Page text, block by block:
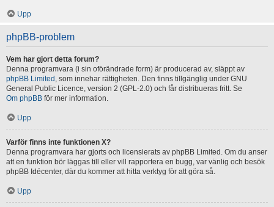
Upp
phpBB-problem
Vem har gjort detta forum?
Denna programvara (i sin oförändrade form) är producerad av, släppt av
phpBB Limited , som innehar rättigheten. Den finns tillgänglig under GNU
General Public Licence, version 2 (GPL-2.0) och får distribueras fritt. Se
Om phpBB för mer information.
Upp
Varför finns inte funktionen X?
Denna programvara har gjorts och licensierats av phpBB Limited. Om du anser
att en funktion bör läggas till eller vill rapportera en bugg, var vänlig och besök
phpBB Idécenter, där du kommer att hitta verktyg för att göra så.
Upp